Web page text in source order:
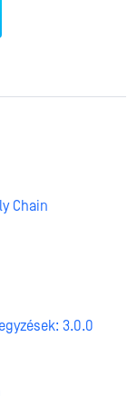
Chain
3.0.0